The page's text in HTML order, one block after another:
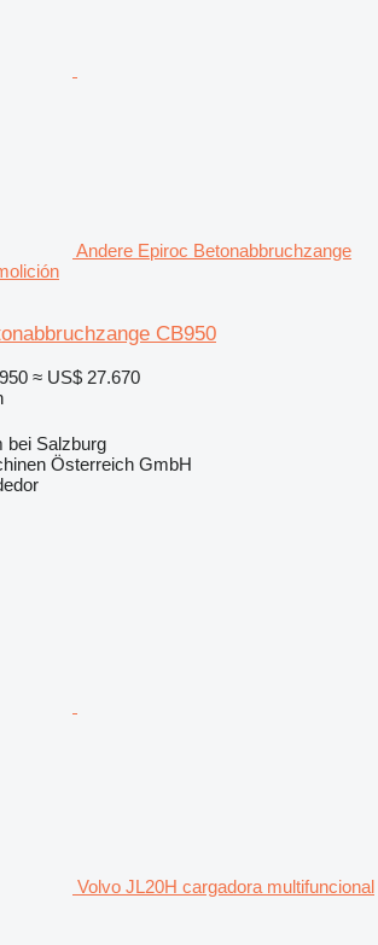
Andere Epiroc Betonabbruchzange
CB950
≈ US$ 27.670
bei Salzburg
Österreich GmbH
Volvo JL20H cargadora multifuncional